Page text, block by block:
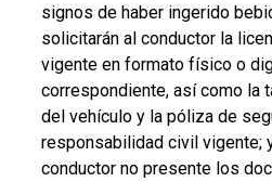
signos de haber ingerido
solicitarán al conductor la
vigente en formato físico o
correspondiente, así como la
del vehículo y la póliza de
responsabilidad civil vigente;
conductor no presente los